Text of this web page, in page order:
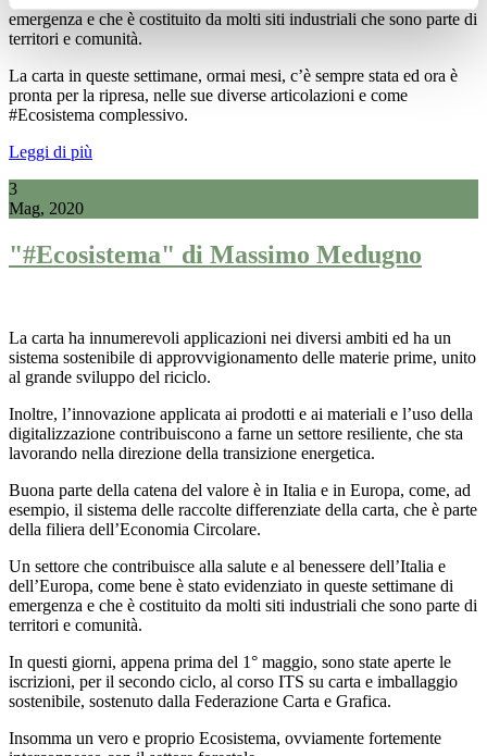
emergenza e che è costituito da molti siti industriali che sono parte di
territori e comunità.
La carta in queste settimane, ormai mesi, c’è sempre stata ed ora è
pronta per la ripresa, nelle sue diverse articolazioni e come
#Ecosistema complessivo.
Leggi di più
3
Mag, 2020
"#Ecosistema" di Massimo Medugno
La carta ha innumerevoli applicazioni nei diversi ambiti ed ha un
sistema sostenibile di approvvigionamento delle materie prime, unito
al grande sviluppo del riciclo.
Inoltre, l’innovazione applicata ai prodotti e ai materiali e l’uso della
digitalizzazione contribuiscono a farne un settore resiliente, che sta
lavorando nella direzione della transizione energetica.
Buona parte della catena del valore è in Italia e in Europa, come, ad
esempio, il sistema delle raccolte differenziate della carta, che è parte
della filiera dell’Economia Circolare.
Un settore che contribuisce alla salute e al benessere dell’Italia e
dell’Europa, come bene è stato evidenziato in queste settimane di
emergenza e che è costituito da molti siti industriali che sono parte di
territori e comunità.
In questi giorni, appena prima del 1° maggio, sono state aperte le
iscrizioni, per il secondo ciclo, al corso ITS su carta e imballaggio
sostenibile, sostenuto dalla Federazione Carta e Grafica.
Insomma un vero e proprio Ecosistema, ovviamente fortemente